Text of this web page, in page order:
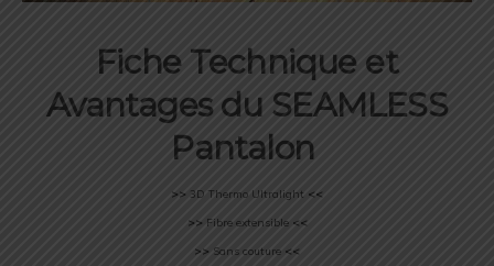
Fiche Technique et
Avantagesdu SEAMLESS
Pantalon
>> 3D Thermo Ultralight <<
>> Fibre extensible <<
>> Sans couture <<